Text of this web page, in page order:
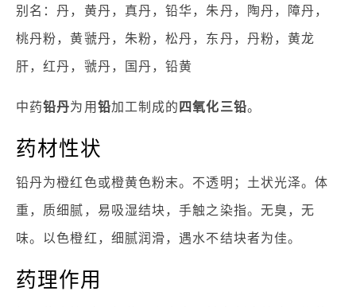
别名：丹，黄丹，真丹，铅华，朱丹，陶丹，障丹，
桃丹粉，黄虢丹，朱粉，松丹，东丹，丹粉，黄龙
肝，红丹，虢丹，国丹，铅黄
中药铅丹为用 铅加工制成的 四氧化三铅。
药材性状
铅丹为橙红色或橙黄色粉末。不透明；土状光泽。体
重，质细腻，易吸湿结块，手触之染指。无臭，无
味。以色橙红，细腻润滑，遇水不结块者为佳。
药理作用